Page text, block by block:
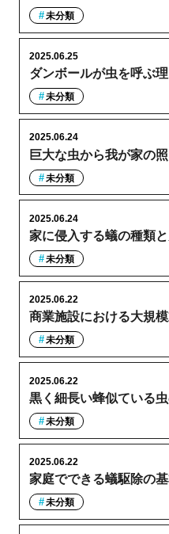
未分類
ダンボールが虫を呼ぶ
2025.06.25
未分類
巨大な虫から我が家の
2025.06.24
未分類
家に侵入する蟻の種類
2025.06.24
未分類
商業施設における大規
2025.06.22
未分類
黒く細長い蜂似ている
2025.06.22
未分類
家庭でできる蟻駆除の
2025.06.22
未分類